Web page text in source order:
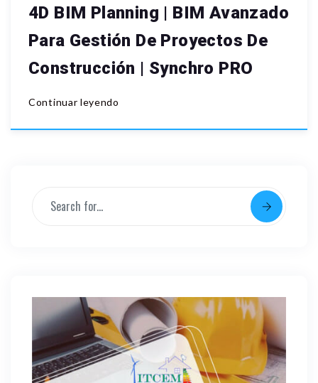
4D BIM Planning | BIM Avanzado
Para Gestión De Proyectos De
Construcción | Synchro PRO
Continuar leyendo